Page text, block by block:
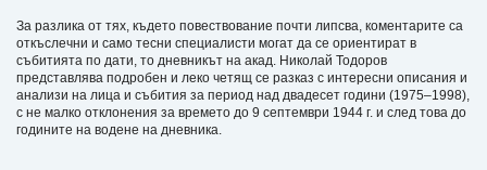
За разлика от тях, където повествование почти липсва, коментарите са
откъслечни и само тесни специалисти могат да се ориентират в
събитията по дати, то дневникът на акад. Николай Тодоров
представлява подробен и леко четящ се разказ с интересни описания и
анализи на лица и събития за период над двадесет години (1975–1998),
с не малко отклонения за времето до 9 септември 1944 г. и след това до
годините на водене на дневника.